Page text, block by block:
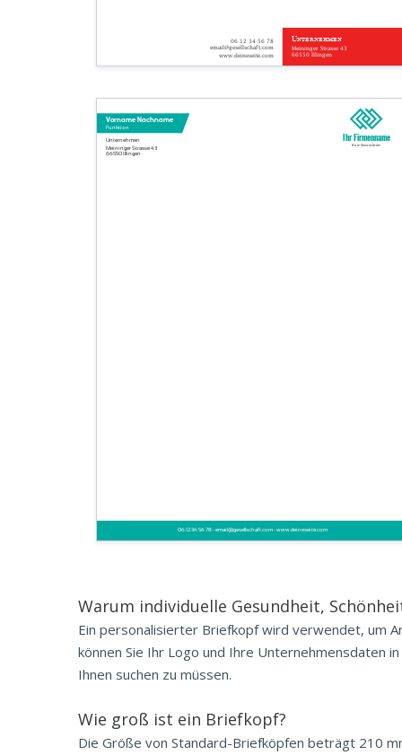
Meininger Strasse 43
66550 Illingen
06 12 34 56 78
www.deineseite.com
email@gesellschaft.com
Unternehmen
06 12 34 56 78 - email@gesellschaft.com - www.deineseite.com
Vorname Nachname
Funktion
Unternehmen
Meininger Strasse 43
66550 Illingen
Ihr Firmenname
Ihre Basislinie
Warum individuelle Gesundheit,
Ein personalisierter Briefkopf wird verwendet, um
können Sie Ihr Logo und Ihre Unternehmensdaten
Ihnen suchen zu müssen.
Wie groß ist ein Briefkopf?
Die Größe von Standard-Briefköpfen beträgt 210